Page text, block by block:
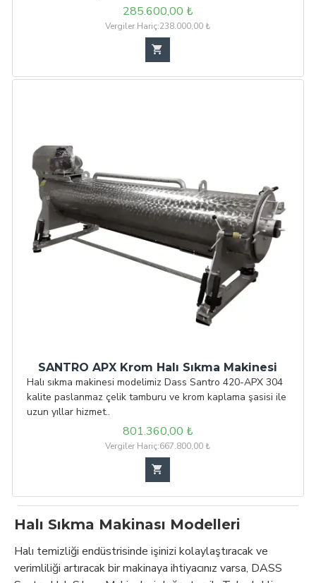
285.600,00 ₺
Vergiler Hariç:238.000,00 ₺
SANTRO APX Krom Halı Sıkma Makinesi
Halı sıkma makinesi modelimiz Dass Santro 420-APX 304
kalite paslanmaz çelik tamburu ve krom kaplama şasisi ile
uzun yıllar hizmet..
801.360,00 ₺
Vergiler Hariç:667.800,00 ₺
Halı Sıkma Makinası Modelleri
Halı temizliği endüstrisinde işinizi kolaylaştıracak ve
verimliliği artıracak bir makinaya ihtiyacınız varsa, DASS